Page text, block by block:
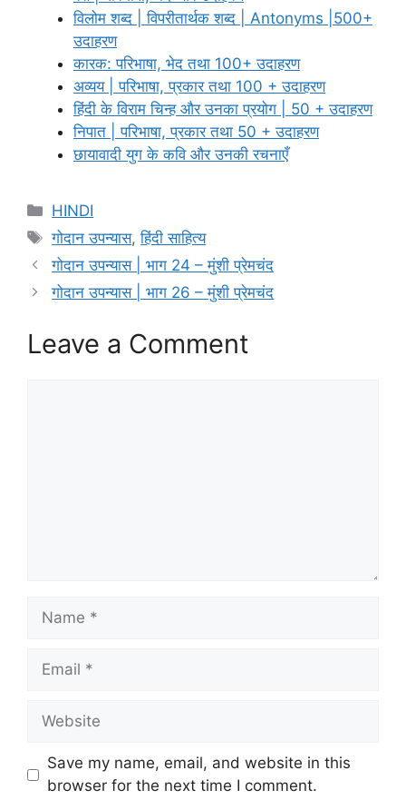
विलोम शब्द | विपरीतार्थक शब्द | Antonyms |500+
उदाहरण
कारक: परिभाषा, भेद तथा 100+ उदाहरण
अव्यय | परिभाषा, प्रकार तथा 100 + उदाहरण
हिंदी के विराम चिन्ह और उनका प्रयोग | 50 + उदाहरण
निपात | परिभाषा, प्रकार तथा 50 + उदाहरण
छायावादी युग के कवि और उनकी रचनाएँ
Categories
HINDI
Tags
गोदान उपन्यास,हिंदी साहित्य
गोदान उपन्यास | भाग 24 – मुंशी प्रेमचंद
गोदान उपन्यास | भाग 26 – मुंशी प्रेमचंद
Leave a Comment
Name
Email
Website
Save my name, email, and website in this
browser for the next time I comment.